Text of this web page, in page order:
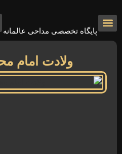
پایگاه تخصصی مداحی عالمانه
ولادت امام